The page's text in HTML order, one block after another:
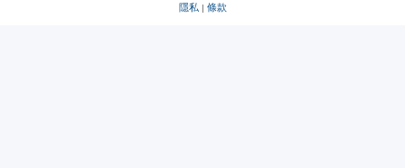
隱私 | 條款